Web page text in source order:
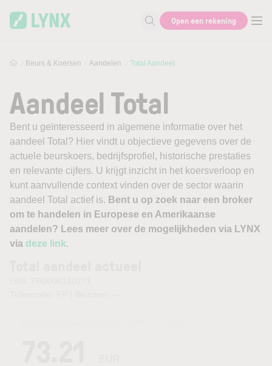
Zoek naar informatie
Open een rekening
Beurs & Koersen Aandelen Total Aandeel
Aandeel Total
Bent u geïnteresseerd in algemene informatie over het
aandeel Total? Hier vindt u objectieve gegevens over de
actuele beurskoers, bedrijfsprofiel, historische prestaties
en relevante cijfers. U krijgt inzicht in het koersverloop en
kunt aanvullende context vinden over de sector waarin
aandeel Total actief is. Bent u op zoek naar een broker
om te handelen in Europese en Amerikaanse
aandelen? Lees meer over de mogelijkheden via LYNX
via deze link.